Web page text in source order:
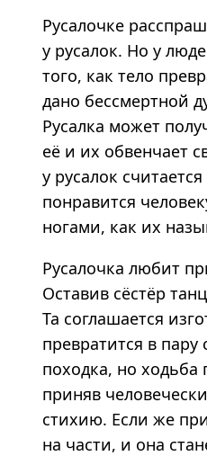
Русалочке
у русалок. Но у
того, как тело
дано бессмертной
Русалка может
её и их обвенчает
у русалок
понравится
ногами, как их
Русалочка любит
Оставив сёстёр
Та соглашается
превратится в
походка, но
приняв
стихию. Если же
на части, и она